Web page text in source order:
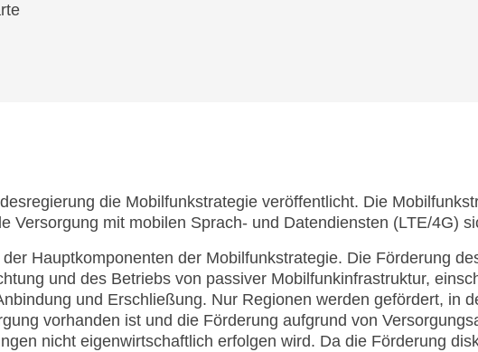
die Mobilfunkstrategie veröffentlicht. Die
Versorgung mit mobilen Sprach- und Datendiensten (LTE/4G)
Hauptkomponenten der Mobilfunkstrategie. Die Förderung
und des Betriebs von passiver Mobilfunkinfrastruktur,
und Erschließung. Nur Regionen werden gefördert, in
vorhanden ist und die Förderung aufgrund von
nicht eigenwirtschaftlich erfolgen wird. Da die Förderung